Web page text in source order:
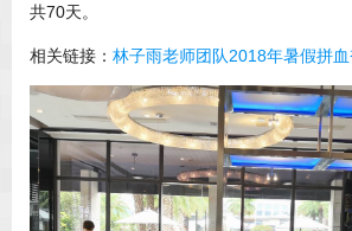
共70天。
相关链接： 林子雨老师团队2018年暑假拼